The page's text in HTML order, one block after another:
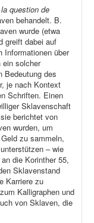
question de
behandelt. B.
wurde (etwa
greift dabei auf
Informationen über
ein solcher
Bedeutung des
je nach Kontext
Schriften. Einen
Sklavenschaft
berichtet von
wurden, um
zu sammeln,
– wie
die Korinther 55,
Sklavenstand
Karriere zu
Kalligraphen und
von Sklaven, die